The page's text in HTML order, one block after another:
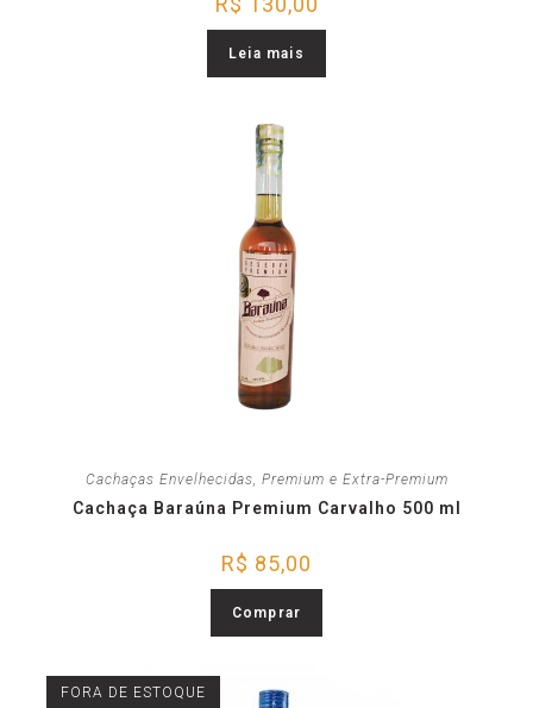
Leia mais
Cachaças Envelhecidas, Premium e Extra-Premium
Cachaça Baraúna Premium Carvalho 500 ml
R$ 85,00
Comprar
FORA DE ESTOQUE